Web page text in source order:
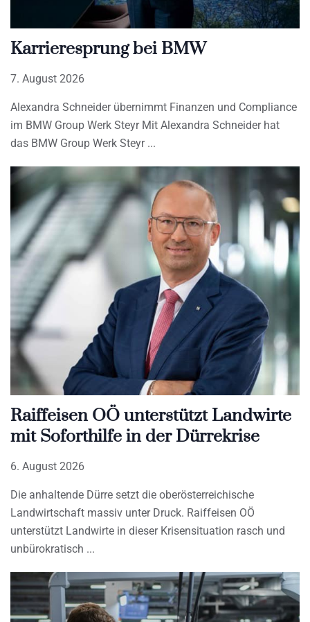
Karrieresprung bei BMW
7. August 2026
Alexandra Schneider übernimmt Finanzen und Compliance
im BMW Group Werk Steyr Mit Alexandra Schneider hat
das BMW Group Werk Steyr
Raiffeisen OÖ unterstützt Landwirte
mit Soforthilfe in der Dürrekrise
6. August 2026
Die anhaltende Dürre setzt die oberösterreichische
Landwirtschaft massiv unter Druck. Raiffeisen OÖ
unterstützt Landwirte in dieser Krisensituation rasch und
unbürokratisch